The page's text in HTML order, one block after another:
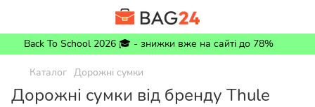
Back To School 2026 🎓 - знижки вже на сайті до 78%
Каталог Дорожні сумки
Дорожні сумки від бренду Thule